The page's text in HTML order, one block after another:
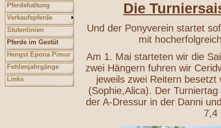
Pferdehaltung
Verkaufspferde
Stutenlinien
Pferde im Gestüt
Hengst Epona Pimur
Fohlenjahrgänge
Links
Die
Und der Ponyverein startet
mit
Am 1. Mai starteten wir die
zwei Hängern fuhren wir
jeweils zwei Reitern
(Sophie,Alica). Der
der A-Dressur in der Danni
7,4